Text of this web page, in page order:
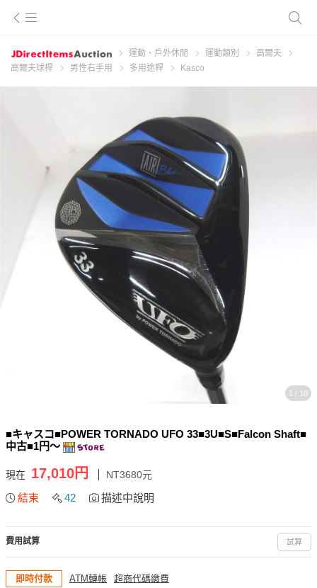
運動、戶外休閒 運動類別
高爾夫
高爾夫球桿
男性右手用 多用途桿 Kasco
1 / 10
■キャスコ■POWER TORNADO UFO 33■3U■S■Falcon Shaft■
中古■1円～
現在 17,010円 NT3680元
結束 42 描述中說明
費用試算 試算
即時付款 ATM轉帳 超商代碼繳費